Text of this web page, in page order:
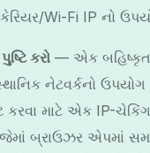
Wi-Fi IP નો
કરો — એક
નેટવર્કનો
કરવા માટે એક IP-
બ્રાઉઝર એપમાં